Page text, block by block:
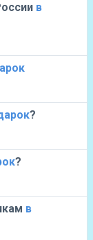
в
?
?
в